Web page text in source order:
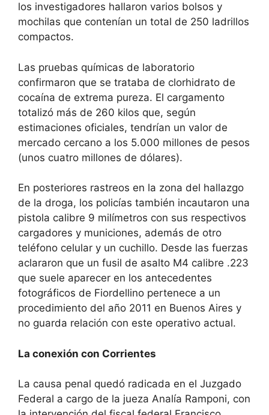
los investigadores hallaron varios bolsos y
mochilas que contenían un total de 250 ladrillos
compactos.
​Las pruebas químicas de laboratorio
confirmaron que se trataba de clorhidrato de
cocaína de extrema pureza. El cargamento
totalizó más de 260 kilos que, según
estimaciones oficiales, tendrían un valor de
mercado cercano a los 5.000 millones de pesos
(unos cuatro millones de dólares).
​En posteriores rastreos en la zona del hallazgo
de la droga, los policías también incautaron una
pistola calibre 9 milímetros con sus respectivos
cargadores y municiones, además de otro
teléfono celular y un cuchillo. Desde las fuerzas
aclararon que un fusil de asalto M4 calibre .223
que suele aparecer en los antecedentes
fotográficos de Fiordellino pertenece a un
procedimiento del año 2011 en Buenos Aires y
no guarda relación con este operativo actual.
​La conexión con Corrientes
​La causa penal quedó radicada en el Juzgado
Federal a cargo de la jueza Analía Ramponi, con